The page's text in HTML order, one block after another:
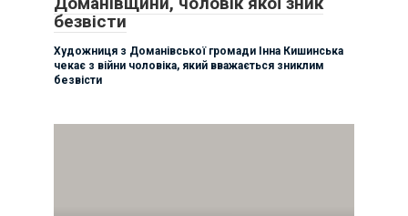
безвісти
Художниця з Доманівської громади Інна Кишинська
чекає з війни чоловіка, який вважається зниклим
безвісти